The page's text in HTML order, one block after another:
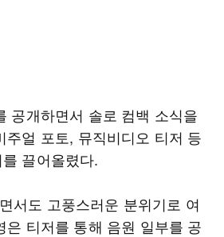
공개하면서 솔로 컴백 소식을
주얼 포토, 뮤직비디오 티저 등
끌어올렸다.
서도 고풍스러운 분위기로 여
은 티저를 통해 음원 일부를 공